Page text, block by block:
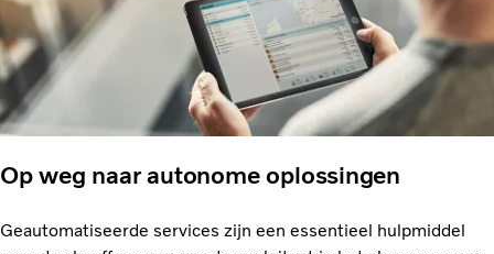
Op weg naar autonome oplossingen
Geautomatiseerde services zijn een essentieel hulpmiddel